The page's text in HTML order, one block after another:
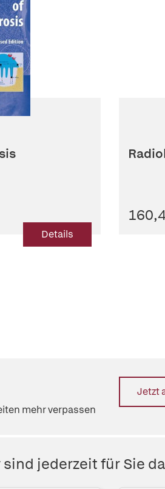
Details
mehr verpassen
Jetzt
sind jederzeit für Sie